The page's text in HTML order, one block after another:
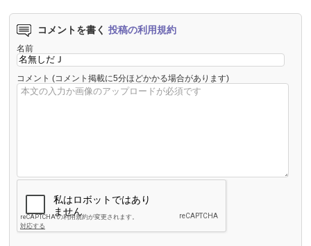
コメントを書く 投稿の利用規約
名前
コメント (コメント掲載に5分ほどかかる場合があります)